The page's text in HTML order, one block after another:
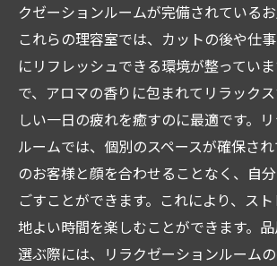
クゼーションルームが完備されているお
これらの理容室では、カットの後や仕
にリフレッシュできる環境が整ってい
で、アロマの香りに包まれてリラック
しい一日の疲れを癒すのに最適です。
ルームでは、個別のスペースが確保さ
のお客様と顔を合わせることなく、自
ごすことができます。これにより、ス
地よい時間を楽しむことができます。
選ぶ際には、リラクゼーションルーム